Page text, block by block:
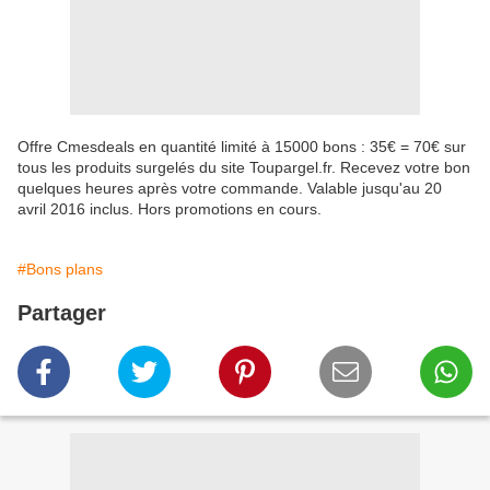
Offre Cmesdeals en quantité limité à 15000 bons : 35€ = 70€ sur
tous les produits surgelés du site Toupargel.fr. Recevez votre bon
quelques heures après votre commande. Valable jusqu'au 20
avril 2016 inclus. Hors promotions en cours.
#Bons plans
Partager